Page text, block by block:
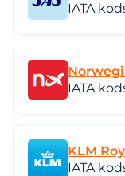
IATA
IATA
KLM
IATA